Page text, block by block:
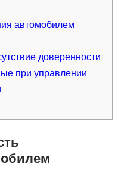
автомобилем
доверенности
при управлении